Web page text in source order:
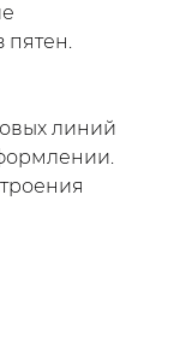
пятен.
линий